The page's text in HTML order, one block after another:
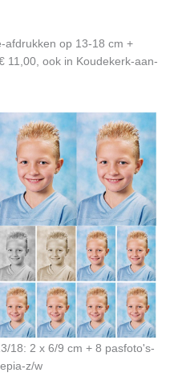
afdrukken op 13-18 cm +
11,00, ook in Koudekerk-aan-
18: 2 x 6/9 cm + 8 pasfoto's-
z/w